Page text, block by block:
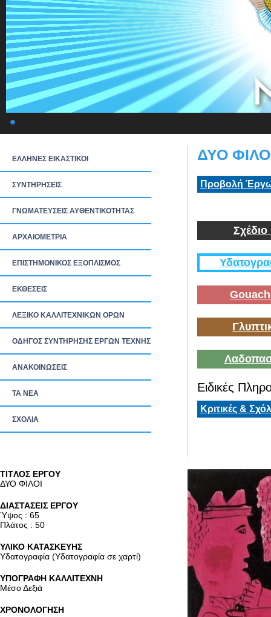
ΕΛΛΗΝΕΣ ΕΙΚΑΣΤΙΚΟΙ
ΣΥΝΤΗΡΗΣΕΙΣ
ΓΝΩΜΑΤΕΥΣΕΙΣ ΑΥΘΕΝΤΙΚΟΤΗΤΑΣ
ΑΡΧΑΙΟΜΕΤΡΙΑ
ΕΠΙΣΤΗΜΟΝΙΚΟΣ ΕΞΟΠΛΙΣΜΟΣ
ΕΚΘΕΣΕΙΣ
ΛΕΞΙΚΟ ΚΑΛΛΙΤΕΧΝΙΚΩΝ ΟΡΩΝ
ΟΔΗΓΟΣ ΣΥΝΤΗΡΗΣΗΣ ΕΡΓΩΝ ΤΕΧΝΗΣ
ΑΝΑΚΟΙΝΩΣΕΙΣ
ΤΑ ΝEΑ
ΣΧΟΛΙΑ
ΔΥΟ
Προβολή
Σχέδιο
Ειδικές
Κριτικές &
TITΛΟΣ ΕΡΓΟΥ
ΔΥΟ ΦΙΛΟΙ
ΔΙΑΣΤΑΣΕΙΣ ΕΡΓΟΥ
Ύψος : 65
Πλάτος : 50
ΥΛΙΚΟ ΚΑΤΑΣΚΕΥΗΣ
Υδατογραφία (Υδατογραφία σε χαρτί)
ΥΠΟΓΡΑΦΗ ΚΑΛΛΙΤΕΧΝΗ
Μέσο Δεξιά
ΧΡΟΝΟΛΟΓΗΣΗ